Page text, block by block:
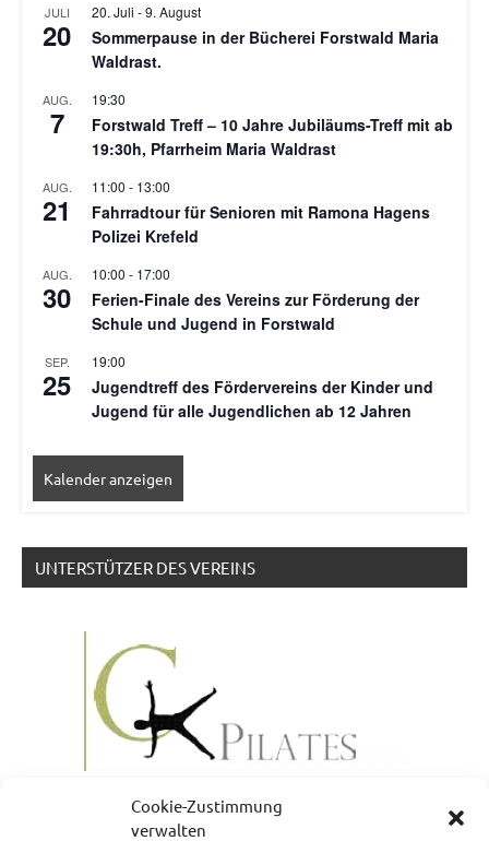
Cookie-Zustimmung
verwalten
JULI
20
20. Juli -9. August
Sommerpause in der Bücherei Forstwald Maria
Waldrast.
AUG.
7
19:30
Forstwald Treff – 10 Jahre Jubiläums-Treff mit ab
19:30h, Pfarrheim Maria Waldrast
AUG.
21
11:00 - 13:00
Fahrradtour für Senioren mit Ramona Hagens
Polizei Krefeld
AUG.
30
10:00 - 17:00
Ferien-Finale des Vereins zur Förderung der
Schule und Jugend in Forstwald
SEP.
25
19:00
Jugendtreff des Fördervereins der Kinder und
Jugend für alle Jugendlichen ab 12 Jahren
Kalender anzeigen
UNTERSTÜTZER DES VEREINS